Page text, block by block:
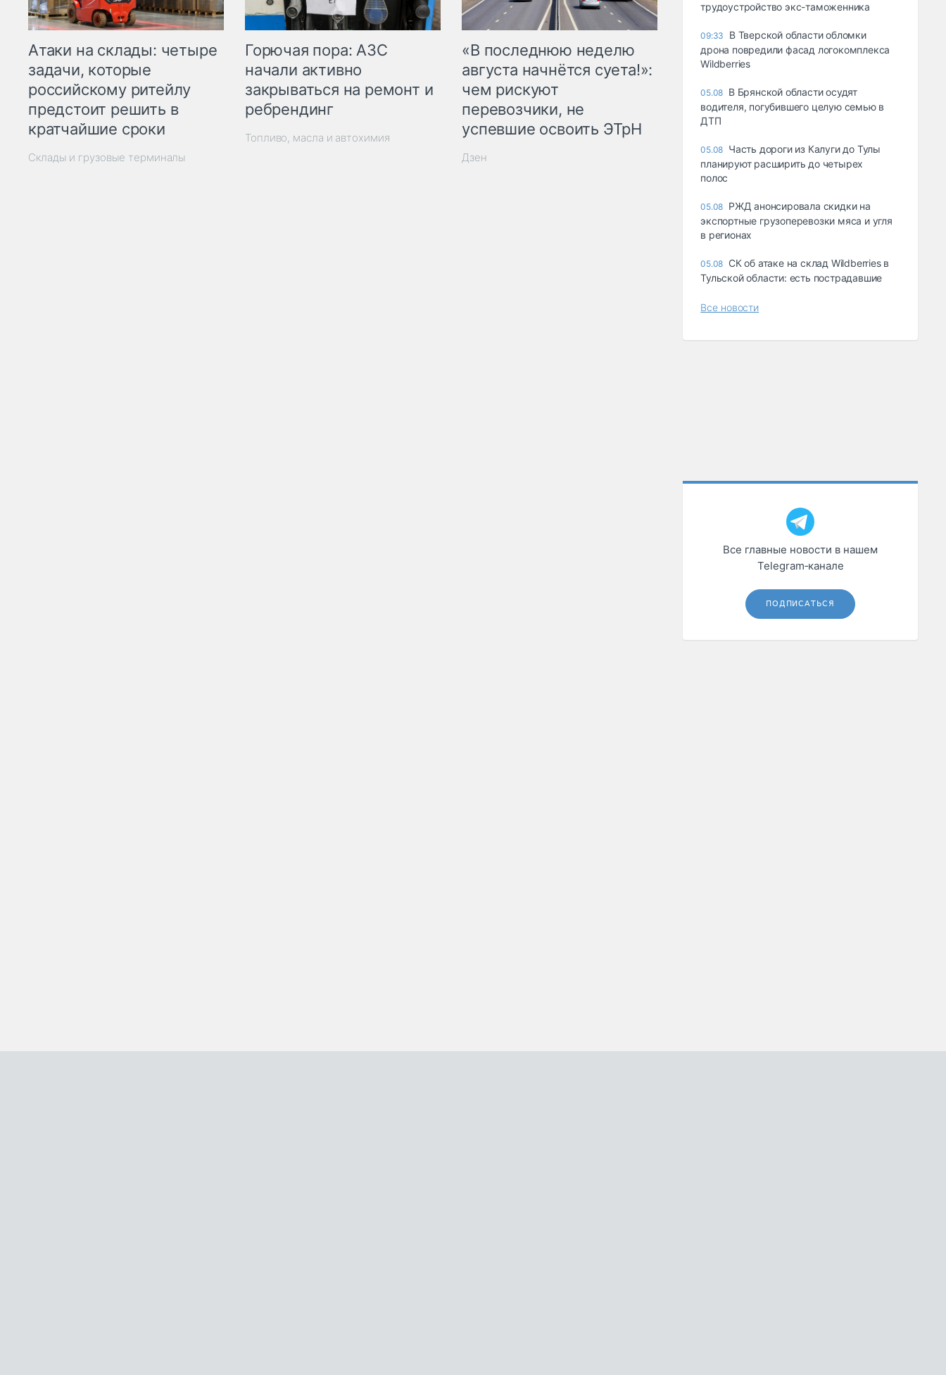
Атаки на склады: четыре
задачи, которые
российскому ритейлу
предстоит решить в
кратчайшие сроки
Склады и грузовые терминалы
Горючая пора: АЗС
начали активно
закрываться на ремонт и
ребрендинг
Топливо, масла и автохимия
«В последнюю неделю
августа начнётся суета!»:
чем рискуют
перевозчики, не
успевшие освоить ЭТрН
Дзен
трудоустройство экс-таможенника
09:33
В Тверской области обломки
дрона повредили фасад логокомплекса
Wildberries
05.08 В Брянской области осудят
водителя, погубившего целую семью в
ДТП
05.08 Часть дороги из Калуги до Тулы
планируют расширить до четырех
полос
05.08 РЖД анонсировала скидки на
экспортные грузоперевозки мяса и угля
в регионах
05.08 СК об атаке на склад Wildberries в
Тульской области: есть пострадавшие
Все новости
Все главные новости в нашем
Telegram‑канале
ПОДПИСАТЬСЯ